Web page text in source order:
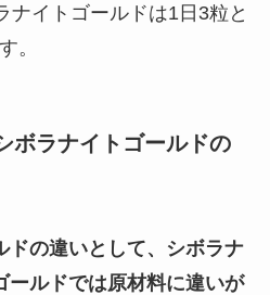
ナイトゴールドは1日3粒と
。
ボラナイトゴールドの
ドの違いとして、シボラナ
ールドでは原材料に違いが